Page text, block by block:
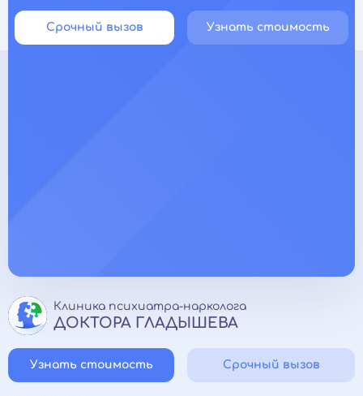
Срочный вызов Узнать стоимость
Клиника психиатра-нарколога
ДОКТОРА ГЛАДЫШЕВА
Узнать стоимость Срочный вызов